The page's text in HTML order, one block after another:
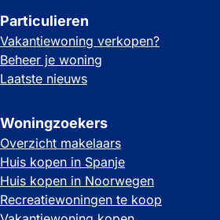
Particulieren
Vakantiewoning verkopen?
Beheer je woning
Laatste nieuws
Woningzoekers
Overzicht makelaars
Huis kopen in Spanje
Huis kopen in Noorwegen
Recreatiewoningen te koop